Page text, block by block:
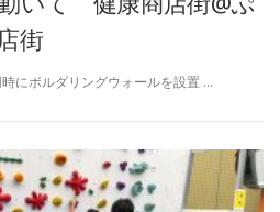
街
にボルダリングウォールを設置 …